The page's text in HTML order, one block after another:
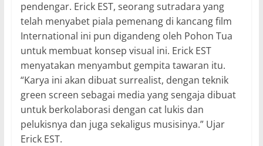
pendengar. Erick EST, seorang sutradara yang
telah menyabet piala pemenang di kancang film
International ini pun digandeng oleh Pohon Tua
untuk membuat konsep visual ini. Erick EST
menyatakan menyambut gempita tawaran itu.
“Karya ini akan dibuat surrealist, dengan teknik
green screen sebagai media yang sengaja dibuat
untuk berkolaborasi dengan cat lukis dan
pelukisnya dan juga sekaligus musisinya.” Ujar
Erick EST.